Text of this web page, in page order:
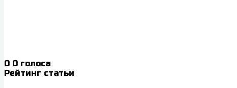
0 0 голоса
Рейтинг статьи